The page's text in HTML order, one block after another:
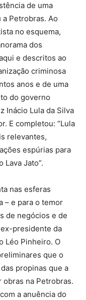
de uma
Petrobras. Ao
no esquema,
dos
e descritos ao
criminosa
anos e de uma
do governo
Inácio Lula da Silva
E completou: “Lula
relevantes,
espúrias para
Lava Jato”.
nas esferas
– e para o temor
de negócios e de
presidente da
Léo Pinheiro. O
que o
propinas que a
na Petrobras.
a anuência do